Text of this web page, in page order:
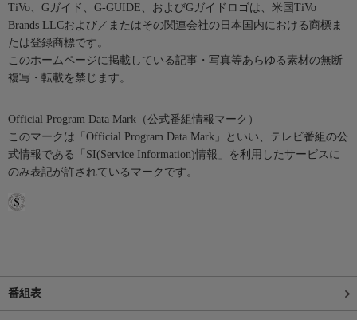
TiVo、Gガイド、G-GUIDE、およびGガイドロゴは、米国TiVo
Brands LLCおよび／またはその関連会社の日本国内における商標ま
たは登録商標です。
このホームページに掲載している記事・写真等あらゆる素材の無断
複写・転載を禁じます。
Official Program Data Mark（公式番組情報マーク）
このマークは「Official Program Data Mark」といい、テレビ番組の公
式情報である「SI(Service Information)情報」を利用したサービスに
のみ表記が許されているマークです。
番組表